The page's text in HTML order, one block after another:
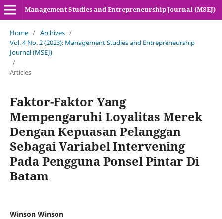
Management Studies and Entrepreneurship Journal (MSEJ)
Home / Archives /
Vol. 4 No. 2 (2023): Management Studies and Entrepreneurship
Journal (MSEJ)
/
Articles
Faktor-Faktor Yang
Mempengaruhi Loyalitas Merek
Dengan Kepuasan Pelanggan
Sebagai Variabel Intervening
Pada Pengguna Ponsel Pintar Di
Batam
Winson Winson